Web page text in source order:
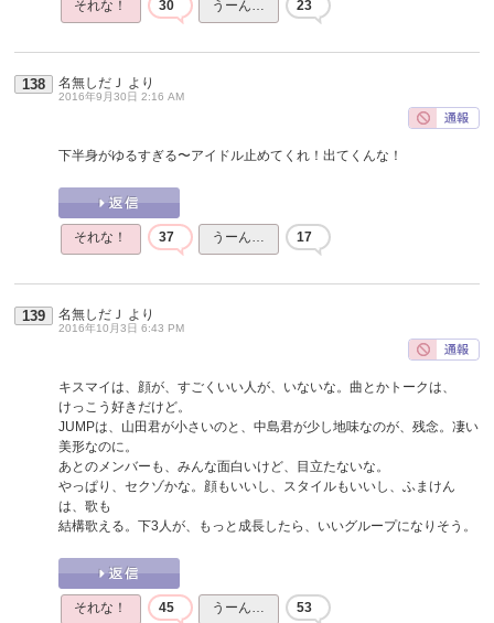
それな！ 30 うーん… 23
138 名無しだＪ より
2016年9月30日 2:16 AM
下半身がゆるすぎる〜アイドル止めてくれ！出てくんな！
それな！ 37 うーん… 17
139 名無しだＪ より
2016年10月3日 6:43 PM
キスマイは、顔が、すごくいい人が、いないな。曲とかトークは、
けっこう好きだけど。
JUMPは、山田君が小さいのと、中島君が少し地味なのが、残念。凄い
美形なのに。
あとのメンバーも、みんな面白いけど、目立たないな。
やっぱり、セクゾかな。顔もいいし、スタイルもいいし、ふまけん
は、歌も
結構歌える。下3人が、もっと成長したら、いいグループになりそう。
それな！ 45 うーん… 53